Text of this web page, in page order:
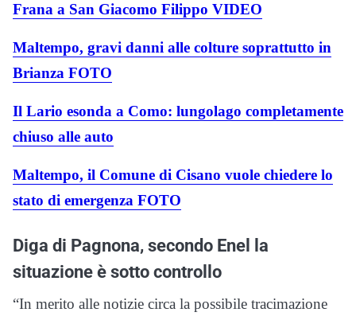
Frana a San Giacomo Filippo VIDEO
Maltempo, gravi danni alle colture soprattutto in
Brianza FOTO
Il Lario esonda a Como: lungolago completamente
chiuso alle auto
Maltempo, il Comune di Cisano vuole chiedere lo
stato di emergenza FOTO
Diga di Pagnona, secondo Enel la
situazione è sotto controllo
“In merito alle notizie circa la possibile tracimazione